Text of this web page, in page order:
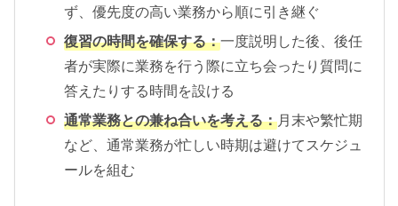
ず、優先度の高い業務から順に引き継ぐ
復習の時間を確保する：一度説明した後、後任
者が実際に業務を行う際に立ち会ったり質問に
答えたりする時間を設ける
通常業務との兼ね合いを考える：月末や繁忙期
など、通常業務が忙しい時期は避けてスケジュ
ールを組む